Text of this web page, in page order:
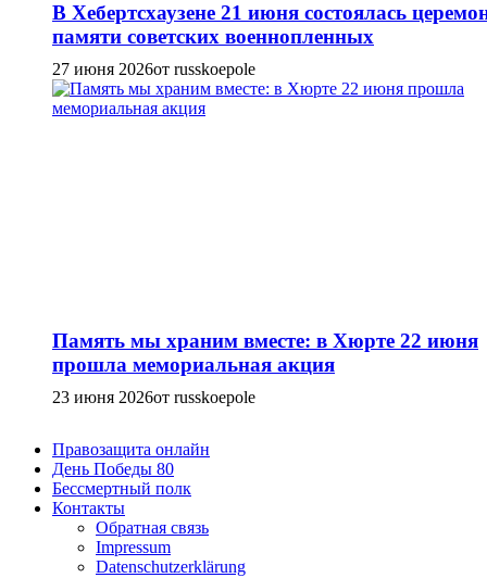
В Хебертсхаузене 21 июня состоялась
памяти советских военнопленных
27 июня 2026от russkoepole
Память мы храним вместе: в Хюрте 22 июня
прошла мемориальная акция
23 июня 2026от russkoepole
Правозащита онлайн
День Победы 80
Бессмертный полк
Контакты
Обратная связь
Impressum
Datenschutzerklärung